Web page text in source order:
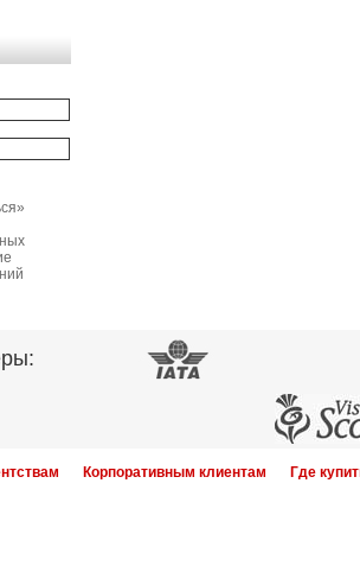
Корпоративным клиентам Где